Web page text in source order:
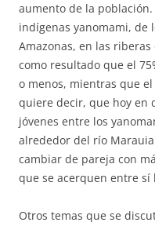
aumento de la
indígenas yanomami, de
Amazonas, en las
como resultado que el
o menos, mientras que
quiere decir, que hoy en
jóvenes entre los
alrededor del río
cambiar de pareja con
que se acerquen entre sí
Otros temas que se